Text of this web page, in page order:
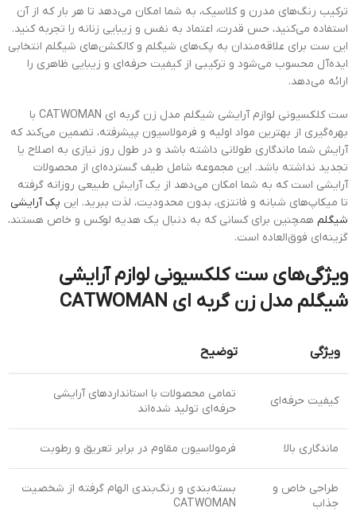
ترکیب رنگ‌های مدرن و کلاسیک، به شما امکان می‌دهد تا هر بار که از آن
استفاده می‌کنید، حس قدرت، اعتماد به نفس و زیبایی زنانه را تجربه کنید.
این ست برای علاقه‌مندان به پک‌های شیگلم و کالکشن‌های شیگلم انتخابی
ایده‌آل محسوب می‌شود و ترکیبی از کیفیت حرفه‌ای و زیبایی ظاهری را
ارائه می‌دهد.
ست کلکسیونی لوازم آرایشی شیگلم مدل زن گربه ای CATWOMAN با
بهره‌گیری از بهترین مواد اولیه و فرمولاسیون پیشرفته، تضمین می‌کند که
آرایش شما ماندگاری طولانی داشته باشد و در طول روز نیازی به اصلاح یا
تجدید نداشته باشد. این مجموعه شامل طیف گسترده‌ای از محصولات
آرایشی است که به شما امکان می‌دهد از یک آرایش طبیعی روزانه گرفته
تا میکاپ‌های شبانه و فانتزی، بدون محدودیت، لذت ببرید. این پک آرایشی
شیگلم همچنین برای کسانی که به دنبال یک هدیه لوکس و خاص هستند،
گزینه‌ای فوق‌العاده است.
ویژگی‌های ست کلکسیونی لوازم آرایشی
شیگلم مدل زن گربه ای CATWOMAN
ویژگی توضیح
کیفیت حرفه‌ای
تمامی محصولات با استانداردهای آرایشی
حرفه‌ای تولید شده‌اند
ماندگاری بالا فرمولاسیون مقاوم در برابر تعریق و رطوبت
طراحی خاص و
جذاب
بسته‌بندی و رنگ‌بندی الهام گرفته از شخصیت
CATWOMAN